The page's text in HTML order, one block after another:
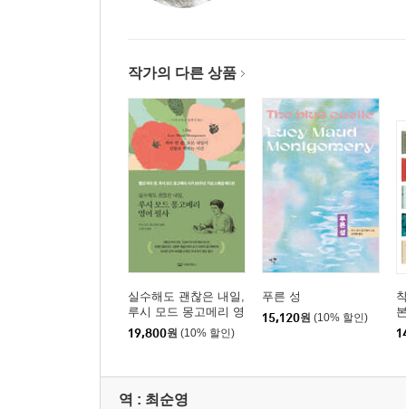
바른 생활 모임…270
발상의 전환…308
성가 음악회…318
금식일…324
무시무시한 이야기…331
돌담 위의 유령…337
칼의 속죄…344
두 고집쟁이…351
매질보다 더한 벌…361
우나, 언덕 위의 집을 방문하다…369
오라, 피리 부는 사나이여!…378
작가의 다른 상품
실수해도 괜찮은 내일,
루시 모드 몽고메리 영
어 필사
19,800원 (10% 할인)
푸른 성
15,120원 (10% 할인)
역 : 최순영